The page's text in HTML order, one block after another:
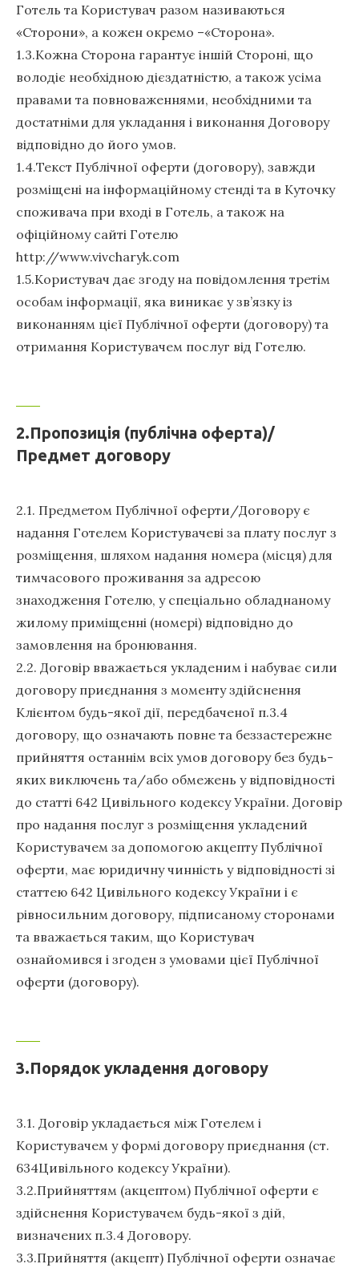
Готель та Користувач разом називаються
«Сторони», а кожен окремо –«Сторона».
1.3.Кожна Сторона гарантує іншій Стороні, що
володіє необхідною дієздатністю, а також усіма
правами та повноваженнями, необхідними та
достатніми для укладання і виконання Договору
відповідно до його умов.
1.4.Текст Публічної оферти (договору), завжди
розміщені на інформаційному стенді та в Куточку
споживача при вході в Готель, а також на
офіційному сайті Готелю
http://www.vivcharyk.com
1.5.Користувач дає згоду на повідомлення третім
особам інформації, яка виникає у зв’язку із
виконанням цієї Публічної оферти (договору) та
отримання Користувачем послуг від Готелю.
2.Пропозиція (публічна оферта)/
Предмет договору
2.1. Предметом Публічної оферти/Договору є
надання Готелем Користувачеві за плату послуг з
розміщення, шляхом надання номера (місця) для
тимчасового проживання за адресою
знаходження Готелю, у спеціально обладнаному
жилому приміщенні (номері) відповідно до
замовлення на бронювання.
2.2. Договір вважається укладеним і набуває сили
договору приєднання з моменту здійснення
Клієнтом будь-якої дії, передбаченої п.3.4
договору, що означають повне та беззастережне
прийняття останнім всіх умов договору без будь-
яких виключень та/або обмежень у відповідності
до статті 642 Цивільного кодексу України. Договір
про надання послуг з розміщення укладений
Користувачем за допомогою акцепту Публічної
оферти, має юридичну чинність у відповідності зі
статтею 642 Цивільного кодексу України і є
рівносильним договору, підписаному сторонами
та вважається таким, що Користувач
ознайомився і згоден з умовами цієї Публічної
оферти (договору).
3.Порядок укладення договору
3.1. Договір укладається між Готелем і
Користувачем у формі договору приєднання (ст.
634Цивільного кодексу України).
3.2.Прийняттям (акцептом) Публічної оферти є
здійснення Користувачем будь-якої з дій,
визначених п.3.4 Договору.
3.3.Прийняття (акцепт) Публічної оферти означає